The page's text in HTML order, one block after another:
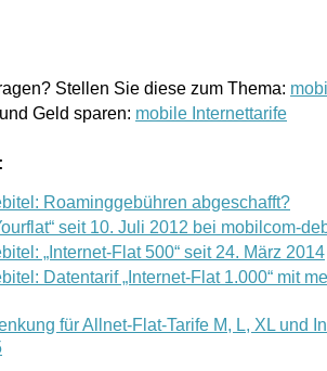
Stellen Sie diese zum Thema:
Geld sparen: mobile Internettarife
Roaminggebühren abgeschafft?
seit 10. Juli 2012 bei mobilcom-
„Internet-Flat 500“ seit 24. März 2014
Datentarif „Internet-Flat 1.000“ mit
für Allnet-Flat-Tarife M, L, XL und